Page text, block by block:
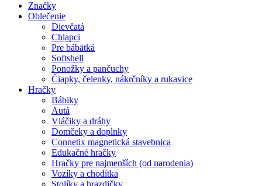
Značky
Oblečenie
Dievčatá
Chlapci
Pre bábätká
Softshell
Ponožky a pančuchy
Čiapky, čelenky, nákrčníky a rukavice
Hračky
Bábiky
Autá
Vláčiky a dráhy
Domčeky a doplnky
Connetix magnetická stavebnica
Edukačné hračky
Hračky pre najmenších (od narodenia)
Vozíky a chodítka
Stolíky a hrazdičky